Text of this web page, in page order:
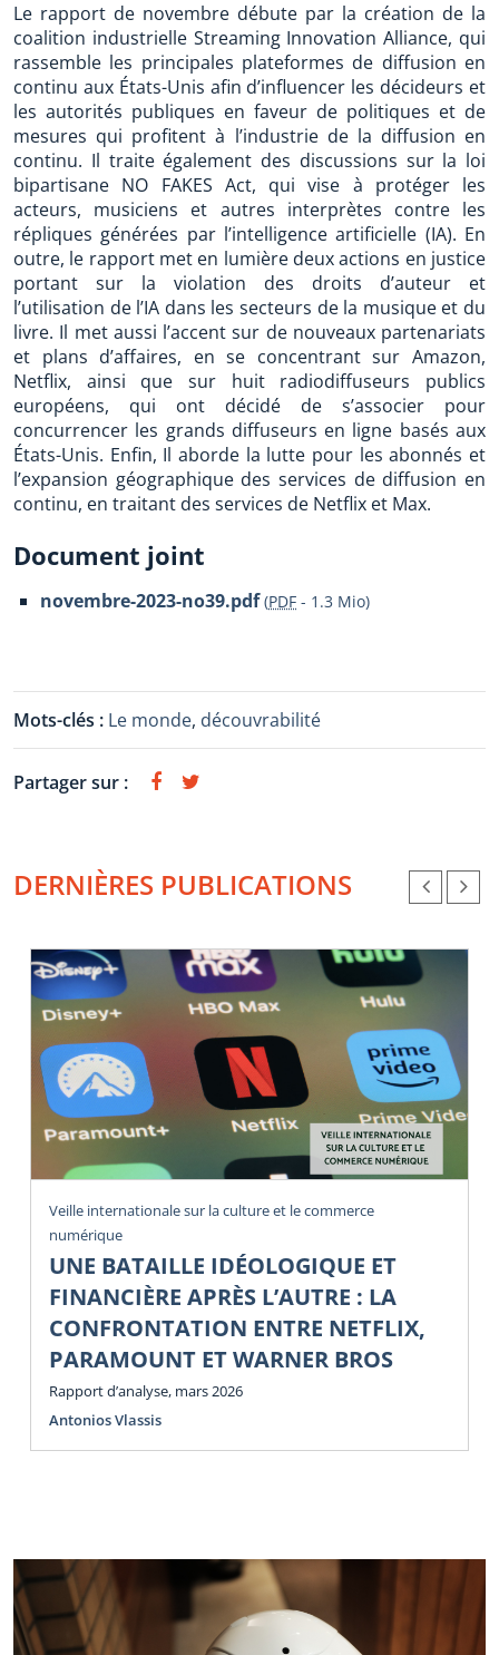
Le rapport de novembre débute par la création de la
coalition industrielle Streaming Innovation Alliance, qui
rassemble les principales plateformes de diffusion en
continu aux États-Unis afin d’influencer les décideurs et
les autorités publiques en faveur de politiques et de
mesures qui profitent à l’industrie de la diffusion en
continu. Il traite également des discussions sur la loi
bipartisane NO FAKES Act, qui vise à protéger les
acteurs, musiciens et autres interprètes contre les
répliques générées par l’intelligence artificielle (IA). En
outre, le rapport met en lumière deux actions en justice
portant sur la violation des droits d’auteur et
l’utilisation de l’IA dans les secteurs de la musique et du
livre. Il met aussi l’accent sur de nouveaux partenariats
et plans d’affaires, en se concentrant sur Amazon,
Netflix, ainsi que sur huit radiodiffuseurs publics
européens, qui ont décidé de s’associer pour
concurrencer les grands diffuseurs en ligne basés aux
États-Unis. Enfin, Il aborde la lutte pour les abonnés et
l’expansion géographique des services de diffusion en
continu, en traitant des services de Netflix et Max.
Document joint
novembre-2023-no39.pdf (PDF - 1.3 Mio)
Mots-clés : Le monde, découvrabilité
Partager sur :
DERNIÈRES PUBLICATIONS
Veille internationale sur la culture et le commerce
numérique
UNE BATAILLE IDÉOLOGIQUE ET
FINANCIÈRE APRÈS L’AUTRE : LA
CONFRONTATION ENTRE NETFLIX,
PARAMOUNT ET WARNER BROS
Rapport d’analyse, mars 2026
Antonios Vlassis